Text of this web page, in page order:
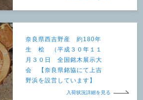
奈良県西吉野産 約180年
生 桧 （平成３０年１１
月３０日 全国銘木展示大
会 【奈良県銘協にて上吉
野浜を設営しています】
入荷状況詳細を見る